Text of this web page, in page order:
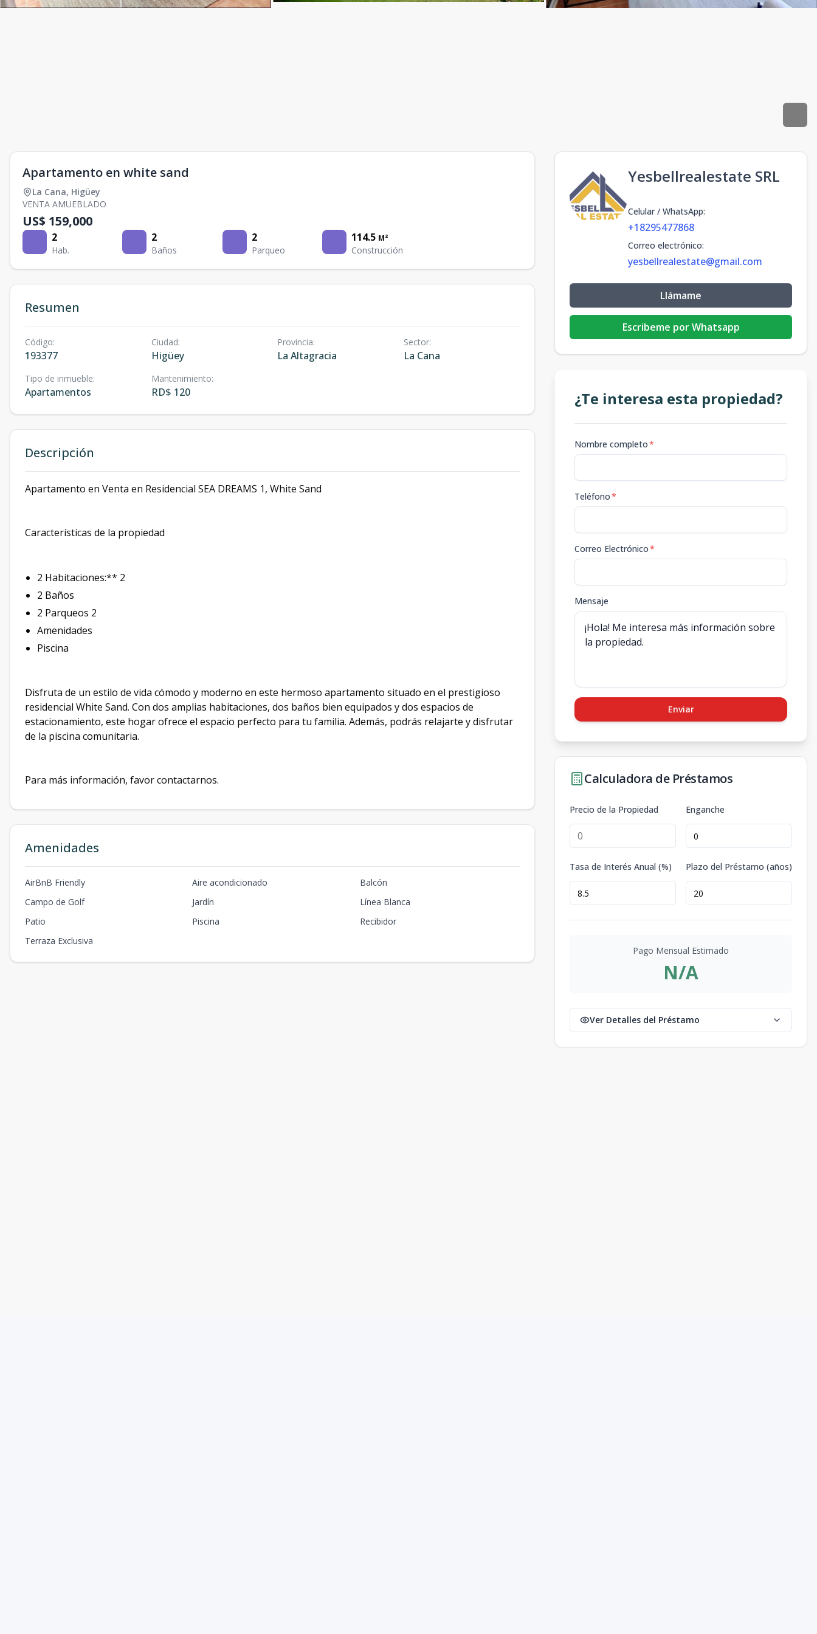
Apartamento en white sand
La Cana, Higüey
VENTA AMUEBLADO
US$ 159,000
2
Hab.
2
Baños
2
Parqueo
114.5 M²
Construcción
Resumen
Código:
193377
Ciudad:
Higüey
Provincia:
La Altagracia
Sector:
La Cana
Tipo de inmueble:
Apartamentos
Mantenimiento:
RD$ 120
Descripción
Apartamento en Venta en Residencial SEA DREAMS 1, White Sand
Características de la propiedad
2 Habitaciones:** 2
2 Baños
2 Parqueos 2
Amenidades
Piscina
Disfruta de un estilo de vida cómodo y moderno en este hermoso apartamento situado en el prestigioso
residencial White Sand. Con dos amplias habitaciones, dos baños bien equipados y dos espacios de
estacionamiento, este hogar ofrece el espacio perfecto para tu familia. Además, podrás relajarte y disfrutar
de la piscina comunitaria.
Para más información, favor contactarnos.
Amenidades
AirBnB Friendly Aire acondicionado
Balcón
Campo de Golf
Jardín
Línea Blanca
Patio
Piscina
Recibidor
Terraza Exclusiva
Yesbellrealestate SRL
Celular / WhatsApp:
+18295477868
Correo electrónico:
yesbellrealestate@gmail.com
Llámame
Escribeme por Whatsapp
¿Te interesa esta propiedad?
Nombre completo*
Teléfono*
Correo Electrónico*
Mensaje
Enviar
Calculadora de Préstamos
Precio de la Propiedad Enganche
Tasa de Interés Anual (%) Plazo del Préstamo (años)
Pago Mensual Estimado
N/A
Ver Detalles del Préstamo